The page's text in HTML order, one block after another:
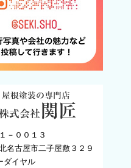
－００１３
名古屋市二子屋敷３２９
ダイヤル